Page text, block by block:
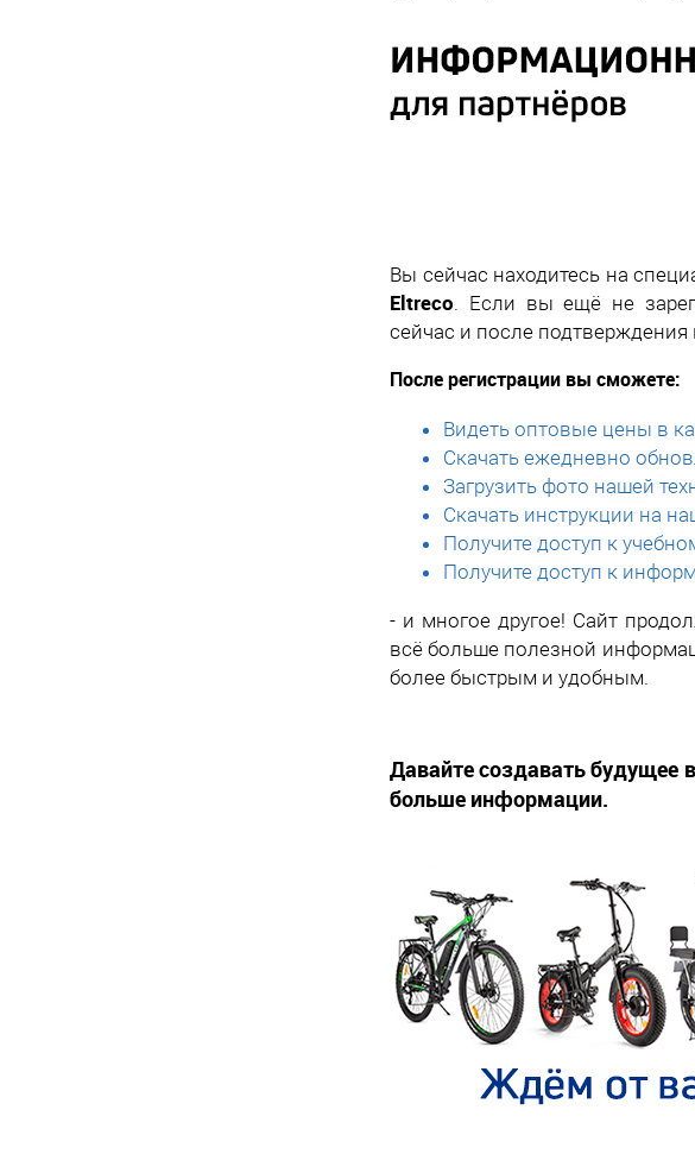
Вы сейчас находитесь на
Eltreco . Если вы ещё не
сейчас и после
После регистрации вы сможете:
Видеть оптовые цены в
Скачать ежедневно
Загрузить фото нашей
Скачать инструкции на
Получите доступ к
Получите доступ к
- и многое другое! Сайт
всё больше полезной
более быстрым и удобным.
Давайте создавать будущее
больше информации.